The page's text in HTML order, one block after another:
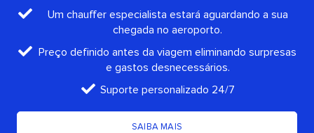
Um chauffer especialista estará aguardando a sua
chegada no aeroporto.
Preço definido antes da viagem eliminando surpresas
e gastos desnecessários.
Suporte personalizado 24/7
SAIBA MAIS